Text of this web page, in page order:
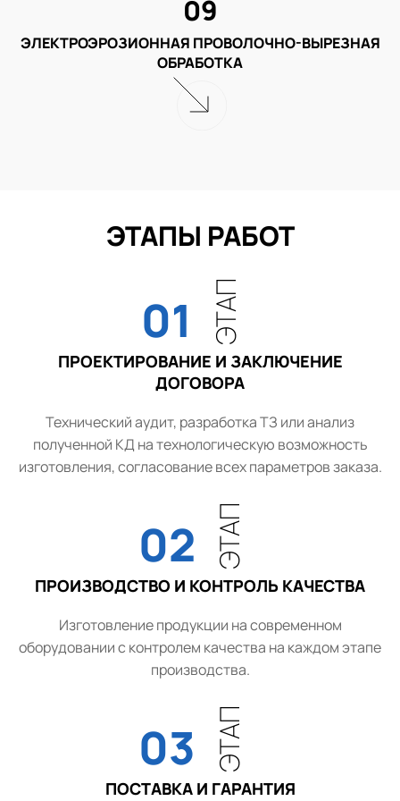
ЭЛЕКТРОЭРОЗИОННАЯ ПРОВОЛОЧНО-ВЫРЕЗНАЯ
ОБРАБОТКА
09
ЭТАПЫ РАБОТ
01 ЭТАП
ПРОЕКТИРОВАНИЕ И ЗАКЛЮЧЕНИЕ
ДОГОВОРА
Технический аудит, разработка ТЗ или анализ
полученной КД на технологическую возможность
изготовления, согласование всех параметров заказа.
02 ЭТАП
ПРОИЗВОДСТВО И КОНТРОЛЬ КАЧЕСТВА
Изготовление продукции на современном
оборудовании с контролем качества на каждом этапе
производства.
03 ЭТАП
ПОСТАВКА И ГАРАНТИЯ